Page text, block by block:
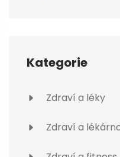
Kategorie
Zdraví a léky
Zdraví a